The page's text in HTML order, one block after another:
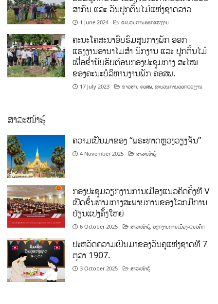
ສາກົນ ແລະ ວັນປູກຕົ້ນໄມ້ແຫ່ງຊາດລາວ
1 June 2024 ຂະບວນການອອກແຮງງານ
ຄະນະໂຄສະນາອົບຮົມສູນກາງພັກ ອອກ
ແຮງງານອານາໄມສໍາ ນັກງານ ແລະ ປູກຕົ້ນໄມ້
ເພື່ອຂໍ່ານັບຮັບຕ້ອນກອງປະຊຸມກາງ ສະໄໝ
ຂອງຄະນະບໍລິຫານງານພັກ ຄອສພ.
17 July 2023 ຂ່າວສານ ຄອສພ,ຂະບວນການອອກແຮງງານ
ສາລະໜ້າຮູ້
ຄວາມເປັນມາຂອງ “ພຣະທາດຫຼວງວຽງຈັນ”
4 November 2025 ສາລະໜ້າຮູ້
ກອງປະຊຸມວຽກງານການເມືອງແນວຄິດຄັ້ງທີ V
ເປີດຂຶ້ນທ່າມກາງສະພາບການຂອງໂລກມີການ
ປ່ຽນແປງຄັ້ງໃຫຍ່
6 October 2025 ສາລະໜ້າຮູ້,ວຽກງານການເມືອງ-ແນວຄິດ
ປະຫວັດຄວາມເປັນມາຂອງວັນຄູແຫ່ງຊາດທີ 7
ຕຸລາ 1907.
3 October 2025 ສາລະໜ້າຮູ້